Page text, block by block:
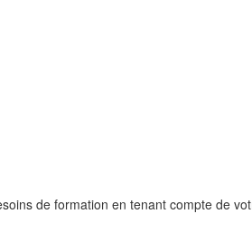
de formation en tenant compte de